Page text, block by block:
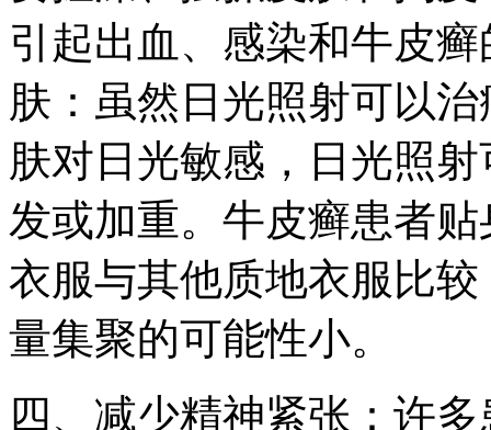
引起出血、感染和牛皮
肤：虽然日光照射可以
肤对日光敏感，日光照
发或加重。牛皮癣患者
衣服与其他质地衣服比
量集聚的可能性小。
四、减少精神紧张：许